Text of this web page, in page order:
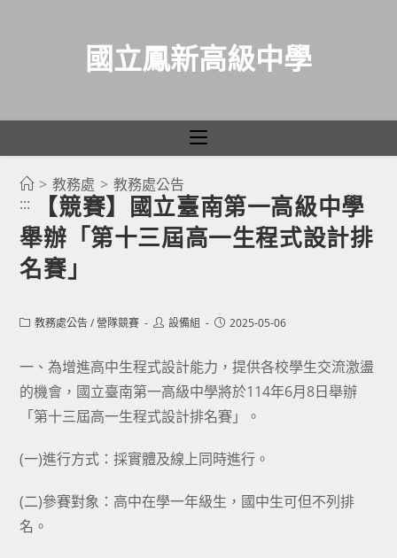
國立鳳新高級中學
> 教務處 > 教務處公告
:::
【競賽】國立臺南第一高級中學
舉辦「第十三屆高一生程式設計排
名賽」
Post教務處公告 / 營隊競賽
Post設備組
Post2025-05-06
一、為增進高中生程式設計能力，提供各校學生交流激盪
的機會，國立臺南第一高級中學將於114年6月8日舉辦
「第十三屆高一生程式設計排名賽」。
(一)進行方式：採實體及線上同時進行。
(二)參賽對象：高中在學一年級生，國中生可但不列排
名。